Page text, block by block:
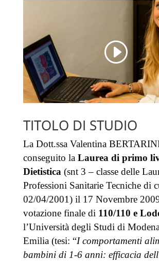
TITOLO DI STUDIO
La Dott.ssa Valentina
conseguito la Laurea di primo
Dietistica (snt 3 – classe delle
Professioni Sanitarie Tecniche di
02/04/2001) il 17 Novembre
votazione finale di 110/110 e
l’Università degli Studi di
Emilia (tesi: “I comportamenti
bambini di 1-6 anni: efficacia